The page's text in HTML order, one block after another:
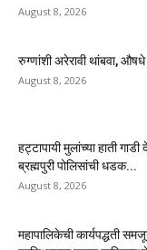
August 8, 2026
रुग्णांशी अरेरावी थांबवा,
August 8, 2026
हट्टापायी मुलांच्या हाती
ब्रह्मपुरी पोलिसांची धडक...
August 8, 2026
महापालिकेची कार्यपद्धती